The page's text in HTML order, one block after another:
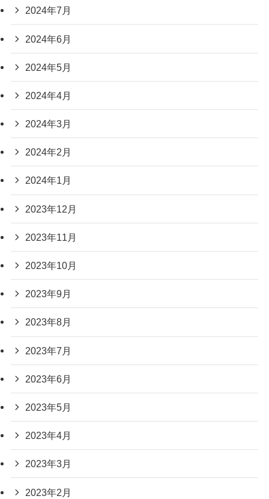
2024年7月
2024年6月
2024年5月
2024年4月
2024年3月
2024年2月
2024年1月
2023年12月
2023年11月
2023年10月
2023年9月
2023年8月
2023年7月
2023年6月
2023年5月
2023年4月
2023年3月
2023年2月